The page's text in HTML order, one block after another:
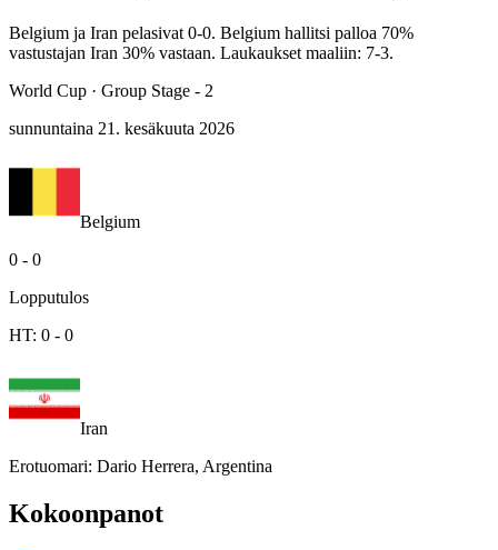
Belgium ja Iran pelasivat 0-0. Belgium hallitsi palloa 70%
vastustajan Iran 30% vastaan. Laukaukset maaliin: 7-3.
World Cup · Group Stage - 2
sunnuntaina 21. kesäkuuta 2026
Belgium
0 - 0
Lopputulos
HT: 0 - 0
Iran
Erotuomari: Dario Herrera, Argentina
Kokoonpanot